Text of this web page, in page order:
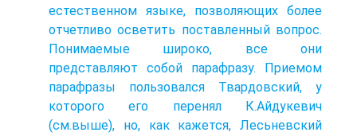
естественном языке, позволяющих более
отчетливо осветить поставленный вопрос.
Понимаемые широко, все они
представляют собой парафразу. Приемом
парафразы пользовался Твардовский, у
которого его перенял К.Айдукевич
(см.выше), но, как кажется, Лесьневский